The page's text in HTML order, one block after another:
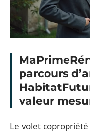
parcours
valeur
Le volet copropriété